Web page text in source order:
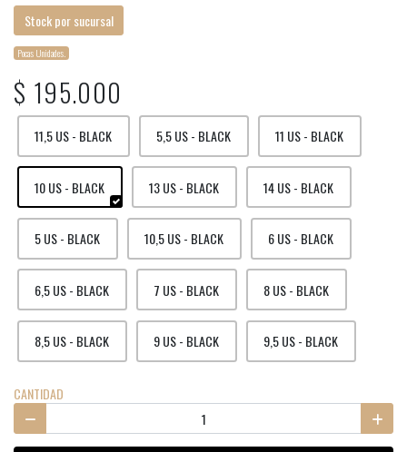
Stock por sucursal
Pocas Unidades.
$ 195.000
11,5 US - BLACK 5,5 US - BLACK 11 US - BLACK
10 US - BLACK 13 US - BLACK 14 US - BLACK
5 US - BLACK 10,5 US - BLACK 6 US - BLACK
6,5 US - BLACK 7 US - BLACK 8 US - BLACK
8,5 US - BLACK 9 US - BLACK 9,5 US - BLACK
CANTIDAD